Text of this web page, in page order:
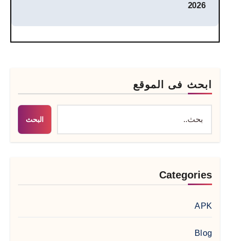
2026
ابحث فى الموقع
البحث
Categories
APK
Blog